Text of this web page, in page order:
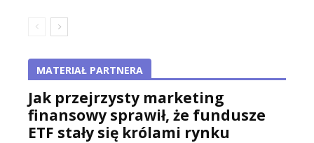
MATERIAŁ PARTNERA
Jak przejrzysty marketing
finansowy sprawił, że fundusze
ETF stały się królami rynku